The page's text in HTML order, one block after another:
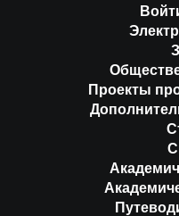
Проекты